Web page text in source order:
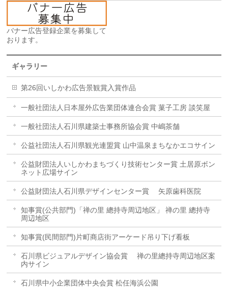
バナー広告登録企業を募集して
おります。
ギャラリー
第26回いしかわ広告景観賞入賞作品
一般社団法人日本屋外広告業団体連合会賞 菓子工房 談笑屋
一般社団法人石川県建築士事務所協会賞 中嶋茶舗
公益社団法人石川県観光連盟賞 山中温泉まちなかエコサイン
公益財団法人いしかわまちづくり技術センター賞 土居原ボン
ネット広場サイン
公益財団法人石川県デザインセンター賞 矢原歯科医院
知事賞(公共部門)「禅の里 總持寺周辺地区」 禅の里 總持寺
周辺地区
知事賞(民間部門)片町商店街アーケード吊り下げ看板
石川県ビジュアルデザイン協会賞 禅の里總持寺周辺地区案
内サイン
石川県中小企業団体中央会賞 松任海浜公園